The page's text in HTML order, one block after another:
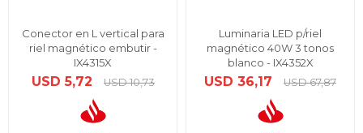
Conector en L vertical para
riel magnético embutir -
IX4315X
USD 5,72 USD 10,73
Luminaria LED p/riel
magnético 40W 3 tonos
blanco - IX4352X
USD 36,17 USD 67,87